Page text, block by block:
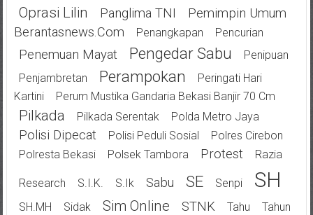
Oprasi Lilin Panglima TNI
Pemimpin Umum
Berantasnews.com
Penangkapan Pencurian
Penemuan Mayat Pengedar Sabu
Penipuan
Penjambretan
Perampokan
Peringati Hari
Kartini
Perum Mustika Gandaria Bekasi Banjir 70 Cm
Pilkada Pilkada Serentak Polda Metro Jaya
Polisi Dipecat Polisi Peduli Sosial
Polres Cirebon
Polresta Bekasi
Polsek Tambora Protest Razia
Research S.I.K. S.Ik Sabu SE Senpi SH
SH.MH Sidak Sim Online STNK Tahu
Tahun